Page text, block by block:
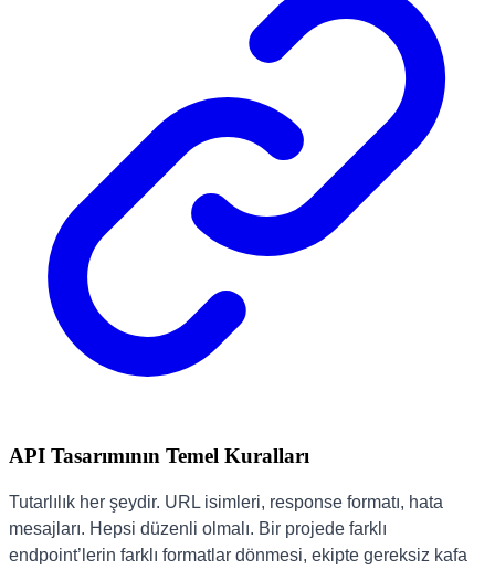
API Tasarımının Temel Kuralları
Tutarlılık her şeydir. URL isimleri, response formatı, hata
mesajları. Hepsi düzenli olmalı. Bir projede farklı
endpoint’lerin farklı formatlar dönmesi, ekipte gereksiz kafa